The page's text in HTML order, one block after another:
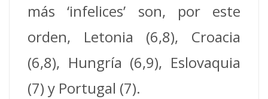
más ‘infelices’ son, por este
orden, Letonia (6,8), Croacia
(6,8), Hungría (6,9), Eslovaquia
(7) y Portugal (7).